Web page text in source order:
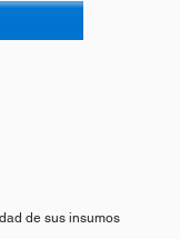
de sus insumos